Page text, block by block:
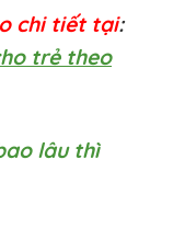
chi tiết tại:
trẻ theo
lâu thì